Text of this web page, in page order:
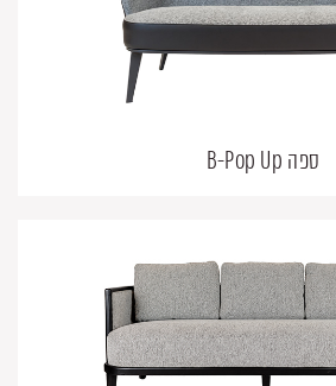
ספה B-Pop Up